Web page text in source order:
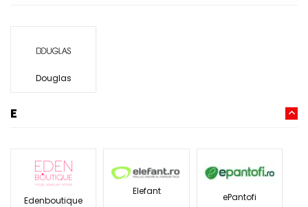
Douglas
E
Edenboutique
Elefant
ePantofi